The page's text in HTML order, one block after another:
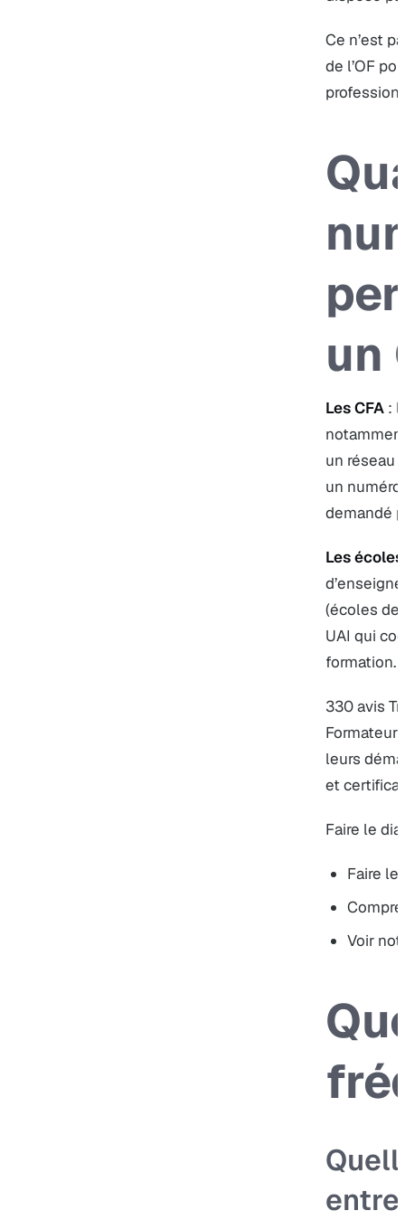
Ce n’est
de l’OF
un
Les CFA :
un réseau
un numéro
demandé
Les
(écoles de
UAI qui
formation.
330 avis
Formateur
leurs
et
Faire le
Faire
Voir